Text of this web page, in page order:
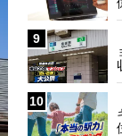
9
10